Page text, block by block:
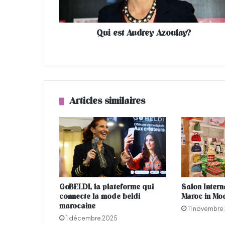
d
A
l
a
y
Qui est Audrey Azoulay?
Articles similaires
GoBELDI, la plateforme qui
connecte la mode beldi
marocaine
1 décembre 2025
Salon
Maroc in
11